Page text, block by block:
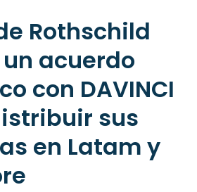
Rothschild
acuerdo
con DAVINCI
sus
en Latam y